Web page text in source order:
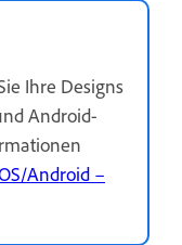
Ihre Designs
Android-
Android –